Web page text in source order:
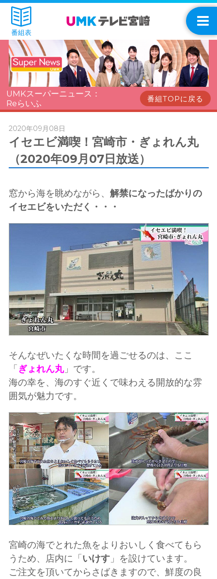
番組表
UMKスーパーニュース：
Reらいふ
番組TOPに戻る
2020年09月08日
イセエビ満喫！宮崎市・ぎょれん丸
（2020年09月07日放送）
窓から海を眺めながら、 解禁になったばかりの
イセエビをいただく・・・
そんなぜいたくな時間を過ごせるのは、ここ
「 ぎょれん丸」です。
海の幸を、海のすぐ近くで味わえる開放的な雰
囲気が魅力です。
宮崎の海でとれた魚をよりおいしく食べてもら
うため、店内に「いけす」を設けています。
ご注文を頂いてからさばきますので、鮮度の良